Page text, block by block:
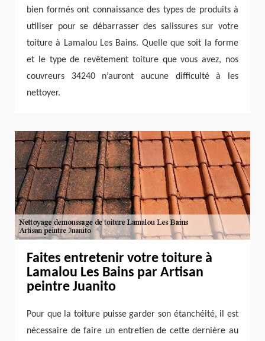
bien formés ont connaissance des types de produits à
utiliser pour se débarrasser des salissures sur votre
toiture à Lamalou Les Bains. Quelle que soit la forme
et le type de revêtement toiture que vous avez, nos
couvreurs 34240 n’auront aucune difficulté à les
nettoyer.
Faites entretenir votre toiture à
Lamalou Les Bains par Artisan
peintre Juanito
Pour que la toiture puisse garder son étanchéité, il est
nécessaire de faire un entretien de cette dernière au